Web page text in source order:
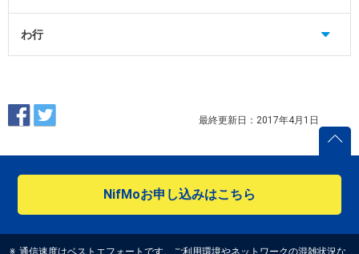
わ行
最終更新日：2017年4月1日
NifMoお申し込みはこちら